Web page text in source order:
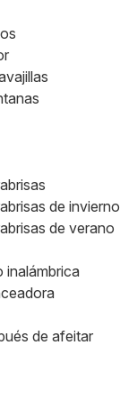
de invierno
de verano
inalámbrica
de afeitar